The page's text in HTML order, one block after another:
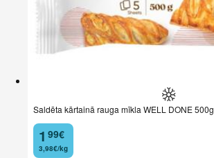
Saldēta kārtainā rauga mīkla WELL DONE 500g
1
. 99€
3,98€/kg